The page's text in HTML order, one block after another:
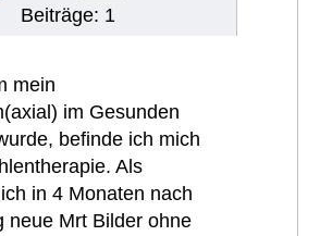
Beiträge: 1
mein
im Gesunden
befinde ich mich
Als
in 4 Monaten nach
neue Mrt Bilder ohne